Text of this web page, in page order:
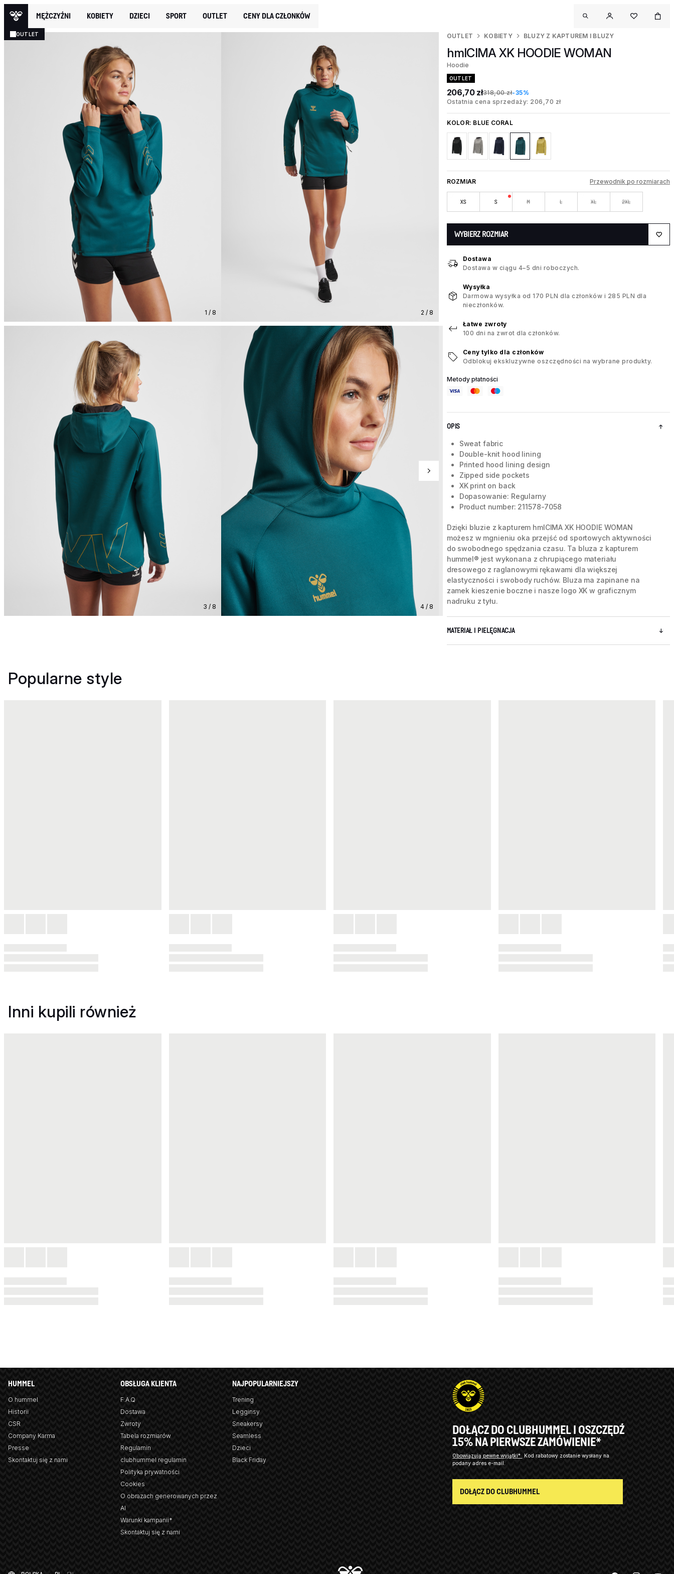
MĘŻCZYŹNI KOBIETY DZIECI SPORT OUTLET CENY DLA CZŁONKÓW
OUTLET
1 / 8 2 / 8
3 / 8 4 / 8
OUTLET KOBIETY BLUZY Z KAPTUREM I BLUZY
hmlCIMA XK HOODIE WOMAN
Hoodie
OUTLET
206,70 zł318,00 zł-35%
Ostatnia cena sprzedaży: 206,70 zł
KOLOR: BLUE CORAL
ROZMIAR Przewodnik po rozmiarach
XS S M L XL 2XL
WYBIERZ ROZMIAR
Dostawa
Dostawa w ciągu 4–5 dni roboczych.
Wysyłka
Darmowa wysyłka od 170 PLN dla członków i 285 PLN dla
nieczłonków.
Łatwe zwroty
100 dni na zwrot dla członków.
Ceny tylko dla członków
Odblokuj ekskluzywne oszczędności na wybrane produkty.
Metody płatności
OPIS
Sweat fabric
Double-knit hood lining
Printed hood lining design
Zipped side pockets
XK print on back
Dopasowanie: Regularny
Product number: 211578-7058
Dzięki bluzie z kapturem hmlCIMA XK HOODIE WOMAN
możesz w mgnieniu oka przejść od sportowych aktywności
do swobodnego spędzania czasu. Ta bluza z kapturem
hummel® jest wykonana z chrupiącego materiału
dresowego z raglanowymi rękawami dla większej
elastyczności i swobody ruchów. Bluza ma zapinane na
zamek kieszenie boczne i nasze logo XK w graficznym
nadruku z tyłu.
MATERIAŁ I PIELĘGNACJA
Popularne style
Inni kupili również
HUMMEL
O hummel
Historii
CSR
Company Karma
Presse
Skontaktuj się z nami
OBSŁUGA KLIENTA
F.A.Q
Dostawa
Zwroty
Tabela rozmiarów
Regulamin
clubhummel regulamin
Polityka prywatności
Cookies
O obrazach generowanych przez
AI
Warunki kampanii*
Skontaktuj się z nami
NAJPOPULARNIEJSZY
Trening
Legginsy
Sneakersy
Seamless
Dzieci
Black Friday
DOŁĄCZ DO CLUBHUMMEL I OSZCZĘDŹ
15% NA PIERWSZE ZAMÓWIENIE*
Obowiązują pewne wyjątki*
Kod rabatowy zostanie wysłany na
podany adres e-mail.
DOŁĄCZ DO CLUBHUMMEL